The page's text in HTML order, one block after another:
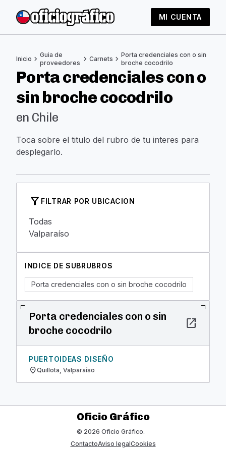
MI CUENTA
Inicio chevron_right Guia de
proveedores chevron_right Carnets chevron_right Porta credenciales con o sin
broche cocodrilo
Porta credenciales con o
sin broche cocodrilo
en Chile
Toca sobre el titulo del rubro de tu interes para
desplegarlo.
filter_alt FILTRAR POR UBICACION
Todas
Valparaíso
INDICE DE SUBRUBROS
Porta credenciales con o sin broche cocodrilo
Porta credenciales con o sin
broche cocodrilo
open_in_new
PUERTOIDEAS DISEÑO
location_onQuillota, Valparaíso
Oficio Gráfico
© 2026 Oficio Gráfico.
ContactoAviso legalCookies